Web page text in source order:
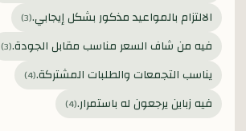
الالتزام بالمواعيد مذكور بشكل إيجابي.(
3
)
فيه من شاف السعر مناسب مقابل الجودة.(
3
)
يناسب التجمعات والطلبات المشتركة.(
4
)
فيه زباين يرجعون له باستمرار.(
4
)